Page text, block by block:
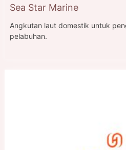
Sea Star Marine
Angkutan laut domestik untuk
pelabuhan.